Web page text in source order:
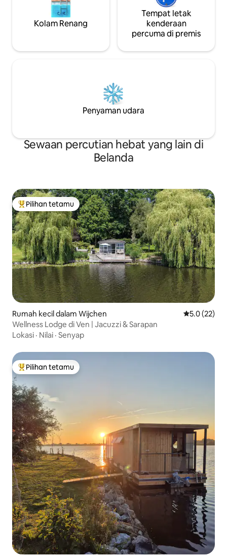
Kolam Renang
Tempat letak
kenderaan
percuma di premis
Penyaman udara
Sewaan percutian hebat yang lain di
Belanda
Pilihan utama tetamu
Pilihan tetamu
Rumah kecil dalam Wijchen Penarafan
5.0 (22)
Wellness Lodge di Ven | Jacuzzi & Sarapan
Lokasi · Nilai · Senyap
Pilihan utama tetamu
Pilihan tetamu